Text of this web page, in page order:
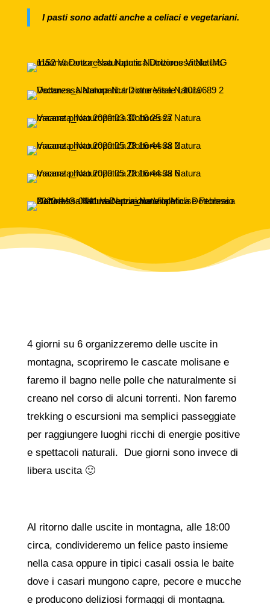
I pasti sono adatti anche a celiaci e vegetariani.
4 giorni su 6 organizzeremo delle uscite in
montagna, scopriremo le cascate molisane e
faremo il bagno nelle polle che naturalmente si
creano nel corso di alcuni torrenti. Non faremo
trekking o escursioni ma semplici passeggiate
per raggiungere luoghi ricchi di energie positive
e spettacoli naturali. Due giorni sono invece di
libera uscita 🙂
Al ritorno dalle uscite in montagna, alle 18:00
circa, condivideremo un felice pasto insieme
nella casa oppure in tipici casali ossia le baite
dove i casari mungono capre, pecore e mucche
e producono deliziosi formaggi di montagna.